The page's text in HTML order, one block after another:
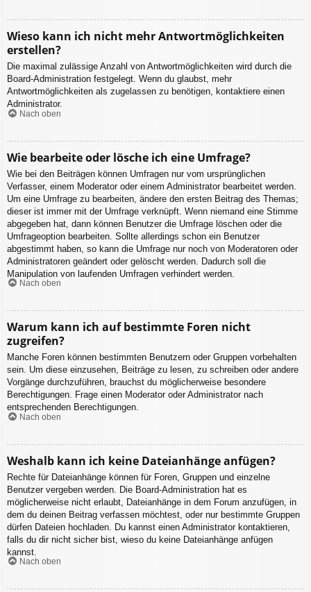
Wieso kann ich nicht mehr Antwortmöglichkeiten
erstellen?
Die maximal zulässige Anzahl von Antwortmöglichkeiten wird durch die
Board-Administration festgelegt. Wenn du glaubst, mehr
Antwortmöglichkeiten als zugelassen zu benötigen, kontaktiere einen
Administrator.
Nach oben
Wie bearbeite oder lösche ich eine Umfrage?
Wie bei den Beiträgen können Umfragen nur vom ursprünglichen
Verfasser, einem Moderator oder einem Administrator bearbeitet werden.
Um eine Umfrage zu bearbeiten, ändere den ersten Beitrag des Themas;
dieser ist immer mit der Umfrage verknüpft. Wenn niemand eine Stimme
abgegeben hat, dann können Benutzer die Umfrage löschen oder die
Umfrageoption bearbeiten. Sollte allerdings schon ein Benutzer
abgestimmt haben, so kann die Umfrage nur noch von Moderatoren oder
Administratoren geändert oder gelöscht werden. Dadurch soll die
Manipulation von laufenden Umfragen verhindert werden.
Nach oben
Warum kann ich auf bestimmte Foren nicht
zugreifen?
Manche Foren können bestimmten Benutzern oder Gruppen vorbehalten
sein. Um diese einzusehen, Beiträge zu lesen, zu schreiben oder andere
Vorgänge durchzuführen, brauchst du möglicherweise besondere
Berechtigungen. Frage einen Moderator oder Administrator nach
entsprechenden Berechtigungen.
Nach oben
Weshalb kann ich keine Dateianhänge anfügen?
Rechte für Dateianhänge können für Foren, Gruppen und einzelne
Benutzer vergeben werden. Die Board-Administration hat es
möglicherweise nicht erlaubt, Dateianhänge in dem Forum anzufügen, in
dem du deinen Beitrag verfassen möchtest, oder nur bestimmte Gruppen
dürfen Dateien hochladen. Du kannst einen Administrator kontaktieren,
falls du dir nicht sicher bist, wieso du keine Dateianhänge anfügen
kannst.
Nach oben